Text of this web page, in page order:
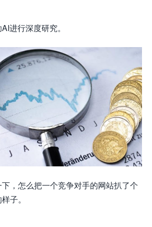
进行深度研究。
，怎么把一个竞争对手的网站扒了个
子。